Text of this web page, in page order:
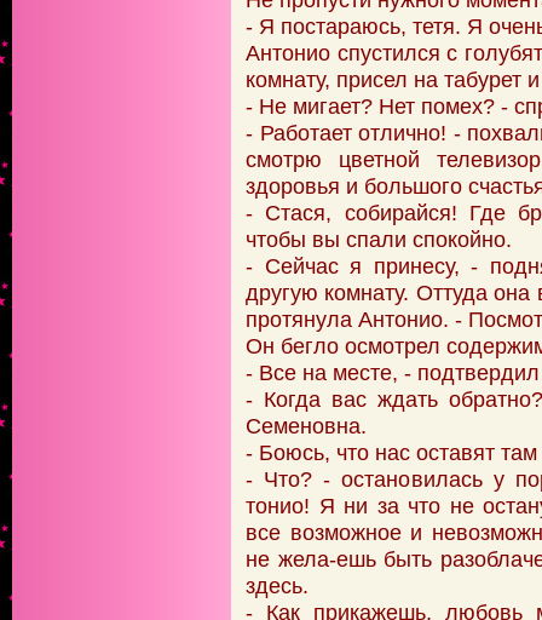
- Я постараюсь, тетя. Я
Антонио спустился с
комнату, присел на табурет
- Не мигает? Нет помех? -
- Работает отлично! -
смотрю цветной
здоровья и большого
- Стася, собирайся! Где
чтобы вы спали спокойно.
- Сейчас я принесу, -
другую комнату. Оттуда
протянула Антонио. -
Он бегло осмотрел
- Все на месте, -
- Когда вас ждать
Семеновна.
- Боюсь, что нас оставят
- Что? - остановилась у
тонио! Я ни за что не
все возможное и
не жела-ешь быть
здесь.
- Как прикажешь, любовь